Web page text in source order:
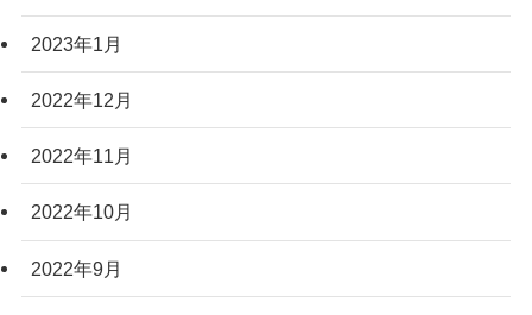
2023年1月
2022年12月
2022年11月
2022年10月
2022年9月